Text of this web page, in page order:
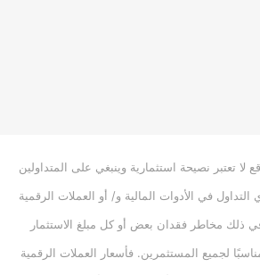
لا تعتبر نصيحة استثمارية وينبغي على المتداولين
في الأدوات المالية و/ أو العملات الرقمية
ذلك مخاطر فقدان بعض أو كل مبلغ الاستثمار
لجميع المستثمرين. فأسعار العملات الرقمية